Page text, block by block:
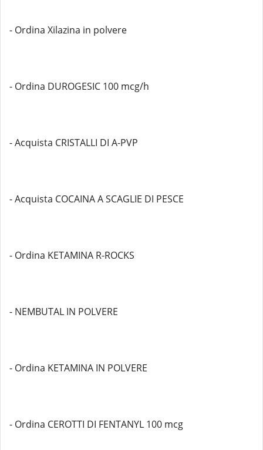
- Ordina Xilazina in polvere
- Ordina DUROGESIC 100 mcg/h
- Acquista CRISTALLI DI A-PVP
- Acquista COCAINA A SCAGLIE DI PESCE
- Ordina KETAMINA R-ROCKS
- NEMBUTAL IN POLVERE
- Ordina KETAMINA IN POLVERE
- Ordina CEROTTI DI FENTANYL 100 mcg